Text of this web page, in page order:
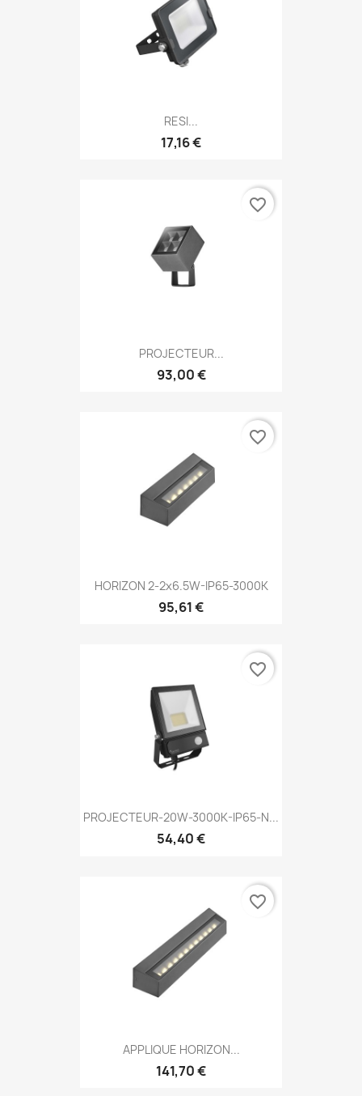
RESI...
17,16 €
PROJECTEUR...
93,00 €
favorite_border
HORIZON 2-2x6.5W-IP65-3000K
95,61 €
favorite_border
PROJECTEUR-20W-3000K-IP65-N...
54,40 €
favorite_border
APPLIQUE HORIZON...
141,70 €
favorite_border